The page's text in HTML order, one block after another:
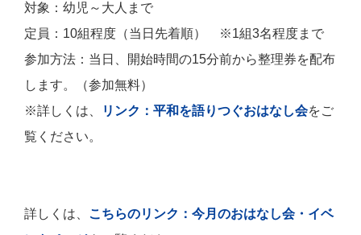
対象：幼児～大人まで
定員：10組程度（当日先着順） ※1組3名程度まで
参加方法：当日、開始時間の15分前から整理券を配布
します。
（参加無料）
※詳しくは、
リンク： 平和を語りつぐおはなし会をご
覧ください。
詳しくは、 こちらのリンク：今月のおはなし会・イベ